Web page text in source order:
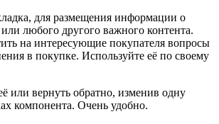
для размещения информации о
или любого другого важного контента.
на интересующие покупателя вопросы
в покупке. Используйте её по своему
или вернуть обратно, изменив одну
компонента. Очень удобно.